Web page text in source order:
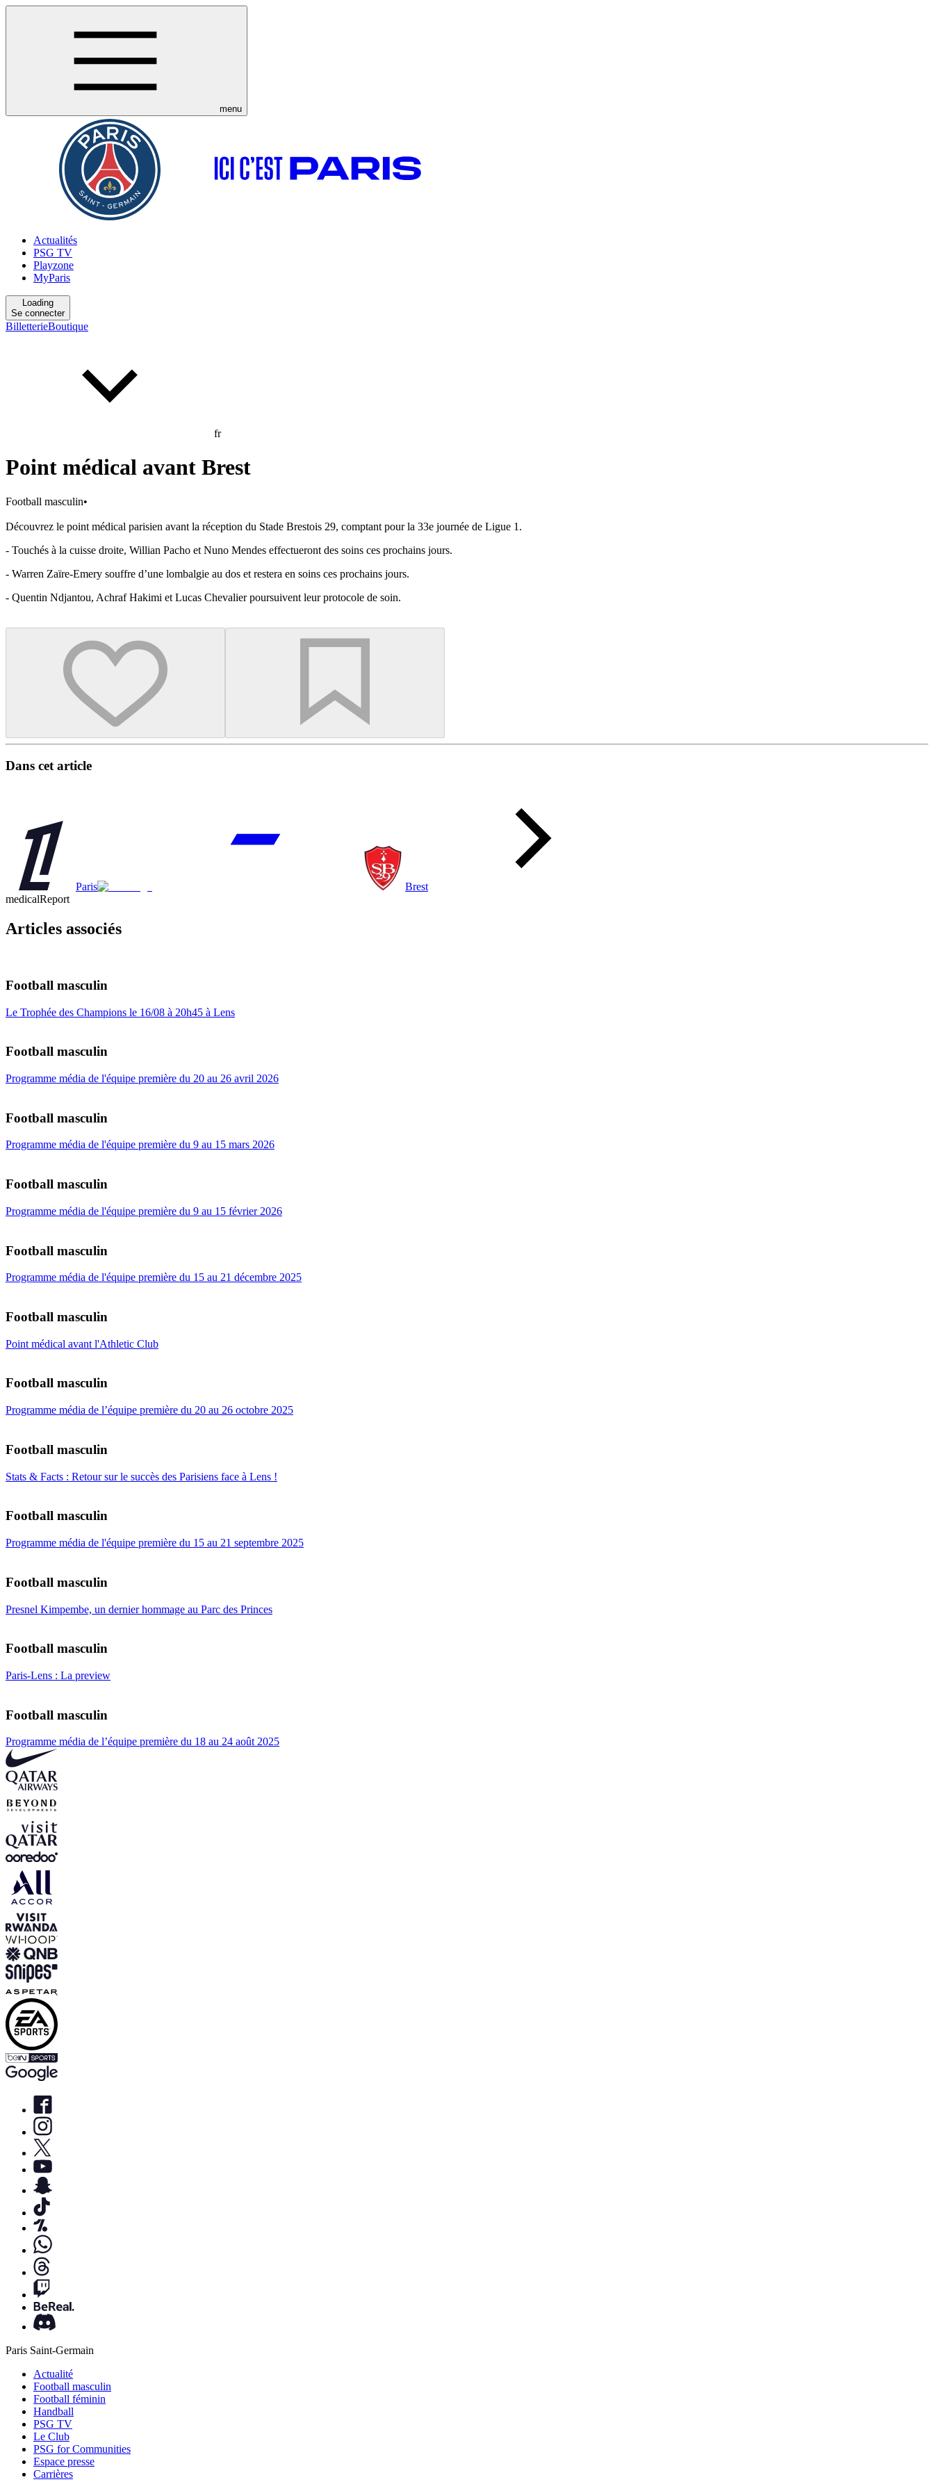
menu
Actualités
PSG TV
Playzone
MyParis
Loading
Se connecter
BilletterieBoutique
fr
Point médical avant Brest
Football masculin•
Découvrez le point médical parisien avant la réception du Stade Brestois 29, comptant pour la 33e journée de Ligue 1.
- Touchés à la cuisse droite, Willian Pacho et Nuno Mendes effectueront des soins ces prochains jours.
- Warren Zaïre-Emery souffre d’une lombalgie au dos et restera en soins ces prochains jours.
- Quentin Ndjantou, Achraf Hakimi et Lucas Chevalier poursuivent leur protocole de soin.
Dans cet article
Paris
Brest
medicalReport
Articles associés
Football masculin
Le Trophée des Champions le 16/08 à 20h45 à Lens
Football masculin
Programme média de l'équipe première du 20 au 26 avril 2026
Football masculin
Programme média de l'équipe première du 9 au 15 mars 2026
Football masculin
Programme média de l'équipe première du 9 au 15 février 2026
Football masculin
Programme média de l'équipe première du 15 au 21 décembre 2025
Football masculin
Point médical avant l'Athletic Club
Football masculin
Programme média de l’équipe première du 20 au 26 octobre 2025
Football masculin
Stats & Facts : Retour sur le succès des Parisiens face à Lens !
Football masculin
Programme média de l'équipe première du 15 au 21 septembre 2025
Football masculin
Presnel Kimpembe, un dernier hommage au Parc des Princes
Football masculin
Paris-Lens : La preview
Football masculin
Programme média de l’équipe première du 18 au 24 août 2025
Paris Saint-Germain
Actualité
Football masculin
Football féminin
Handball
PSG TV
Le Club
PSG for Communities
Espace presse
Carrières